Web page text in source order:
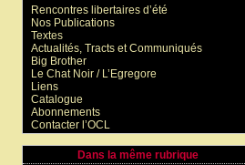
Rencontres libertaires d’été
Nos Publications
Textes
Actualités, Tracts et Communiqués
Big Brother
Le Chat Noir / L’Egregore
Liens
Catalogue
Abonnements
Contacter l’OCL
Dans la même rubrique